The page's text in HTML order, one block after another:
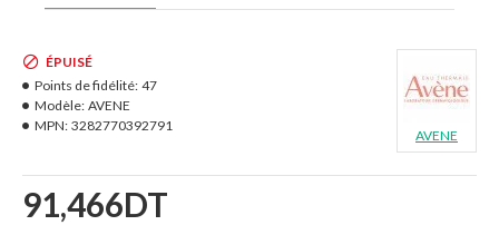
91,466DT
ÉPUISÉ
Points de fidélité: 47
Modèle: AVENE
MPN: 3282770392791
AVENE